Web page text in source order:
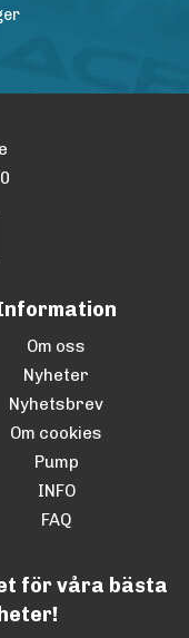
Om oss
Nyheter
Nyhetsbrev
Om cookies
Pump
INFO
FAQ
för våra bästa